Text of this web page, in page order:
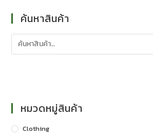
ค้นหาสินค้า
หมวดหมู่สินค้า
Clothing